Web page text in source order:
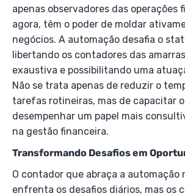
apenas observadores das operações
agora, têm o poder de moldar
negócios. A automação desafia o
libertando os contadores das
exaustiva e possibilitando uma
Não se trata apenas de reduzir o
tarefas rotineiras, mas de capacitar
desempenhar um papel mais
na gestão financeira.
Transformando Desafios em
O contador que abraça a automação
enfrenta os desafios diários, mas os